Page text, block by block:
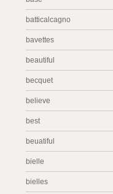
batticalcagno
bavettes
beautiful
becquet
believe
best
beuatiful
bielle
bielles